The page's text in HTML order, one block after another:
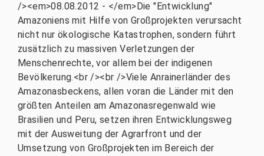
/><em>08.08.2012 - </em>Die "Entwicklung"
Amazoniens mit Hilfe von Großprojekten verursacht
nicht nur ökologische Katastrophen, sondern führt
zusätzlich zu massiven Verletzungen der
Menschenrechte, vor allem bei der indigenen
Bevölkerung.<br /><br />Viele Anrainerländer des
Amazonasbeckens, allen voran die Länder mit den
größten Anteilen am Amazonasregenwald wie
Brasilien und Peru, setzen ihren Entwicklungsweg
mit der Ausweitung der Agrarfront und der
Umsetzung von Großprojekten im Bereich der